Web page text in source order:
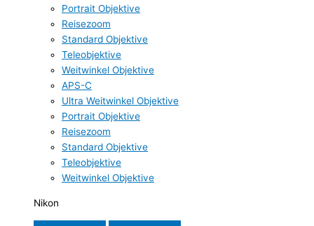
Portrait Objektive
Reisezoom
Standard Objektive
Teleobjektive
Weitwinkel Objektive
APS-C
Ultra Weitwinkel Objektive
Portrait Objektive
Reisezoom
Standard Objektive
Teleobjektive
Weitwinkel Objektive
Nikon